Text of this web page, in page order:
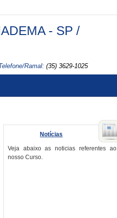
- SP /
Ramal: (35) 3629-1025
Notícias
Veja abaixo as noticias referentes ao
nosso Curso.